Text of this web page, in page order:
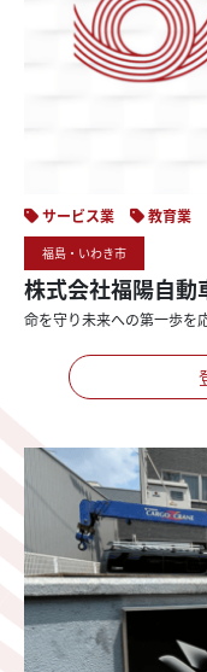
サービス業 教育業
福島・いわき市
株式会社福陽自動
命を守り未来への第一歩を